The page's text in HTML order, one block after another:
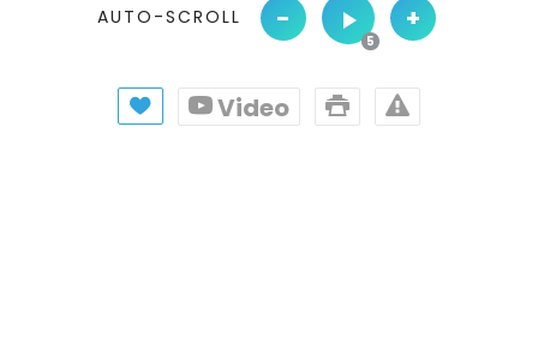
AUTO-SCROLL - +
Video